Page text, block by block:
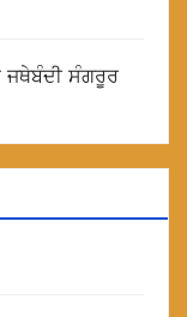
ਜਥੇਬੰਦੀ ਸੰਗਰੂਰ